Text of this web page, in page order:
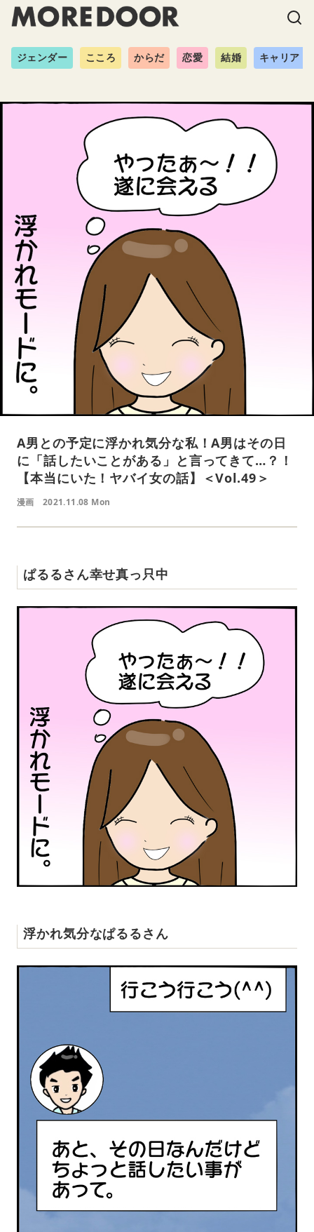
ジェンダー こころ からだ 恋愛 結婚 キャリア
A男との予定に浮かれ気分な私！A男はその日
に「話したいことがある」と言ってきて…？！
【本当にいた！ヤバイ女の話】＜Vol.49＞
漫画 2021.11.08 Mon
ぱるるさん幸せ真っ只中
浮かれ気分なぱるるさん